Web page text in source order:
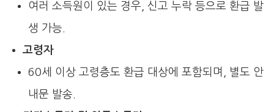
여러 소득원이 있는 경우, 신고 누락 등으로 환급 발
생 가능.
고령자
60세 이상 고령층도 환급 대상에 포함되며, 별도 안
내문 발송.